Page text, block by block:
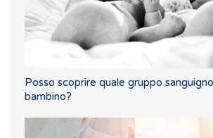
Posso scoprire quale gruppo
bambino?